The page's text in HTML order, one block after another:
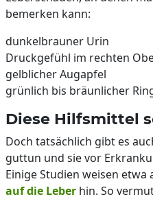
bemerken kann:
dunkelbrauner Urin
Druckgefühl im rechten
gelblicher Augapfel
grünlich bis bräunlicher
Diese Hilfsmittel
Doch tatsächlich gibt es
guttun und sie vor
Einige Studien weisen etwa
auf die Leber hin. So